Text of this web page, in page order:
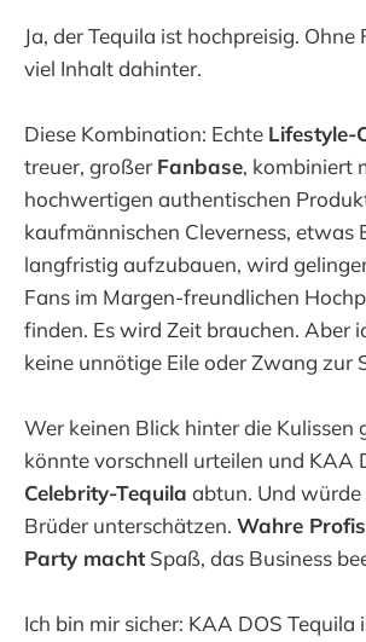
Ja, der Tequila ist hochpreisig.
viel Inhalt dahinter.
Diese Kombination: Echte Lifestyle-
treuer, großer Fanbase, kombiniert
hochwertigen authentischen
kaufmännischen Cleverness, etwas
langfristig aufzubauen, wird
Fans im Margen-freundlichen
finden. Es wird Zeit brauchen. Aber
keine unnötige Eile oder Zwang zur
Wer keinen Blick hinter die Kulissen
könnte vorschnell urteilen und KAA
Celebrity-Tequila abtun. Und würde
Brüder unterschätzen. Wahre Profis
Party machtSpaß, das Business
Ich bin mir sicher: KAA DOS Tequila